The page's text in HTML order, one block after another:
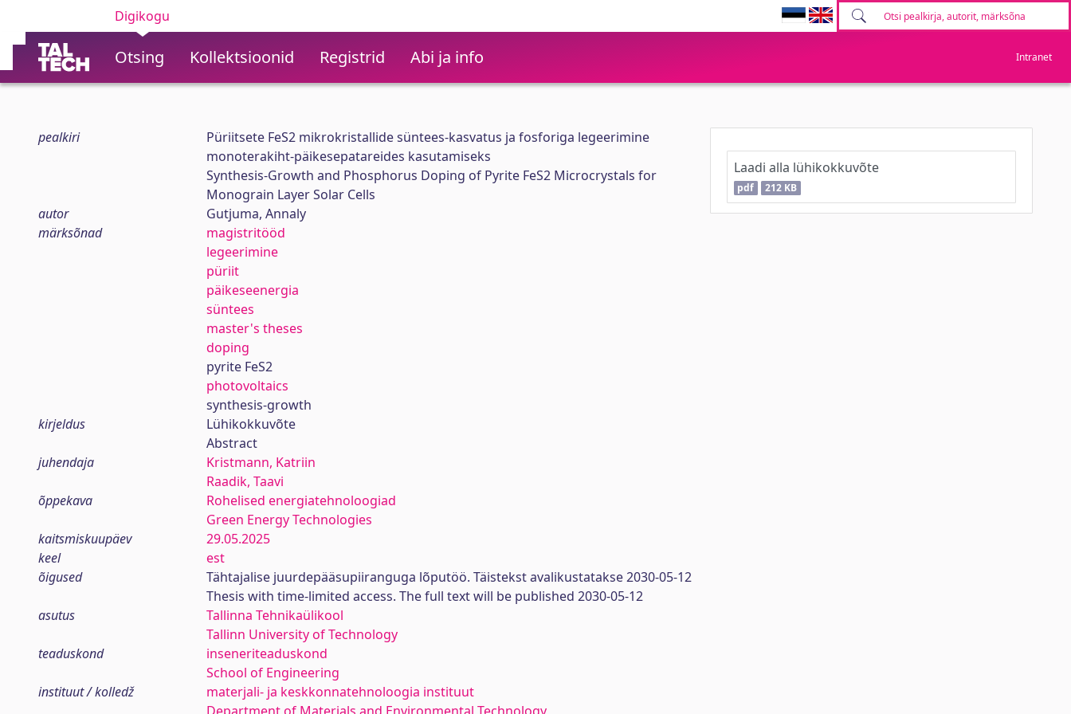
Digikogu
Otsing Kollektsioonid Registrid Abi ja info Intranet
pealkiri
Püriitsete FeS2 mikrokristallide süntees-kasvatus ja fosforiga legeerimine
monoterakiht-päikesepatareides kasutamiseks
Synthesis-Growth and Phosphorus Doping of Pyrite FeS2 Microcrystals for
Monograin Layer Solar Cells
autor
Gutjuma, Annaly
märksõnad
magistritööd
legeerimine
püriit
päikeseenergia
süntees
master's theses
doping
pyrite FeS2
photovoltaics
synthesis-growth
kirjeldus
Lühikokkuvõte
Abstract
juhendaja
Kristmann, Katriin
Raadik, Taavi
õppekava
Rohelised energiatehnoloogiad
Green Energy Technologies
kaitsmiskuupäev
29.05.2025
keel
est
õigused
Tähtajalise juurdepääsupiiranguga lõputöö. Täistekst avalikustatakse 2030-05-12
Thesis with time-limited access. The full text will be published 2030-05-12
asutus
Tallinna Tehnikaülikool
Tallinn University of Technology
teaduskond
inseneriteaduskond
School of Engineering
instituut / kolledž
materjali- ja keskkonnatehnoloogia instituut
Laadi alla lühikokkuvõte
pdf 212 KB